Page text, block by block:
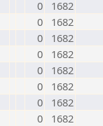
0
1682
0
1682
0
1682
0
1682
0
1682
0
1682
0
1682
0
1682